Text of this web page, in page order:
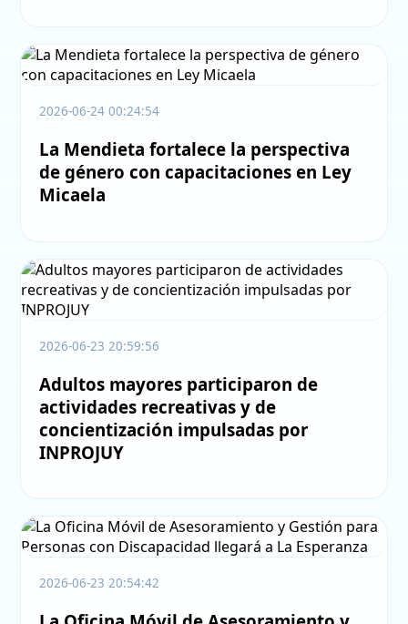
2026-06-24 00:24:54
La Mendieta fortalece la perspectiva
de género con capacitaciones en Ley
Micaela
2026-06-23 20:59:56
Adultos mayores participaron de
actividades recreativas y de
concientización impulsadas por
INPROJUY
2026-06-23 20:54:42